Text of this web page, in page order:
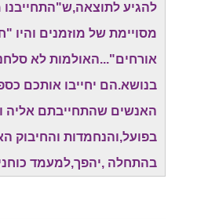
להגיע
מסויימת של מוזמנים והיו
אורחים"...האולמות לא
בנושא.הם יחייבו אותכם
האנשים שהתחייבתם אליה
בפועל,והנחמדות והחיבוק
בהתחלה ,יהפך,למעמד